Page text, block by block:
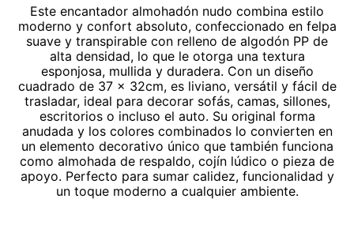
Este encantador almohadón nudo combina estilo
moderno y confort absoluto, confeccionado en felpa
suave y transpirable con relleno de algodón PP de
alta densidad, lo que le otorga una textura
esponjosa, mullida y duradera. Con un diseño
cuadrado de 37 x 32cm, es liviano, versátil y fácil de
trasladar, ideal para decorar sofás, camas, sillones,
escritorios o incluso el auto. Su original forma
anudada y los colores combinados lo convierten en
un elemento decorativo único que también funciona
como almohada de respaldo, cojín lúdico o pieza de
apoyo. Perfecto para sumar calidez, funcionalidad y
un toque moderno a cualquier ambiente.